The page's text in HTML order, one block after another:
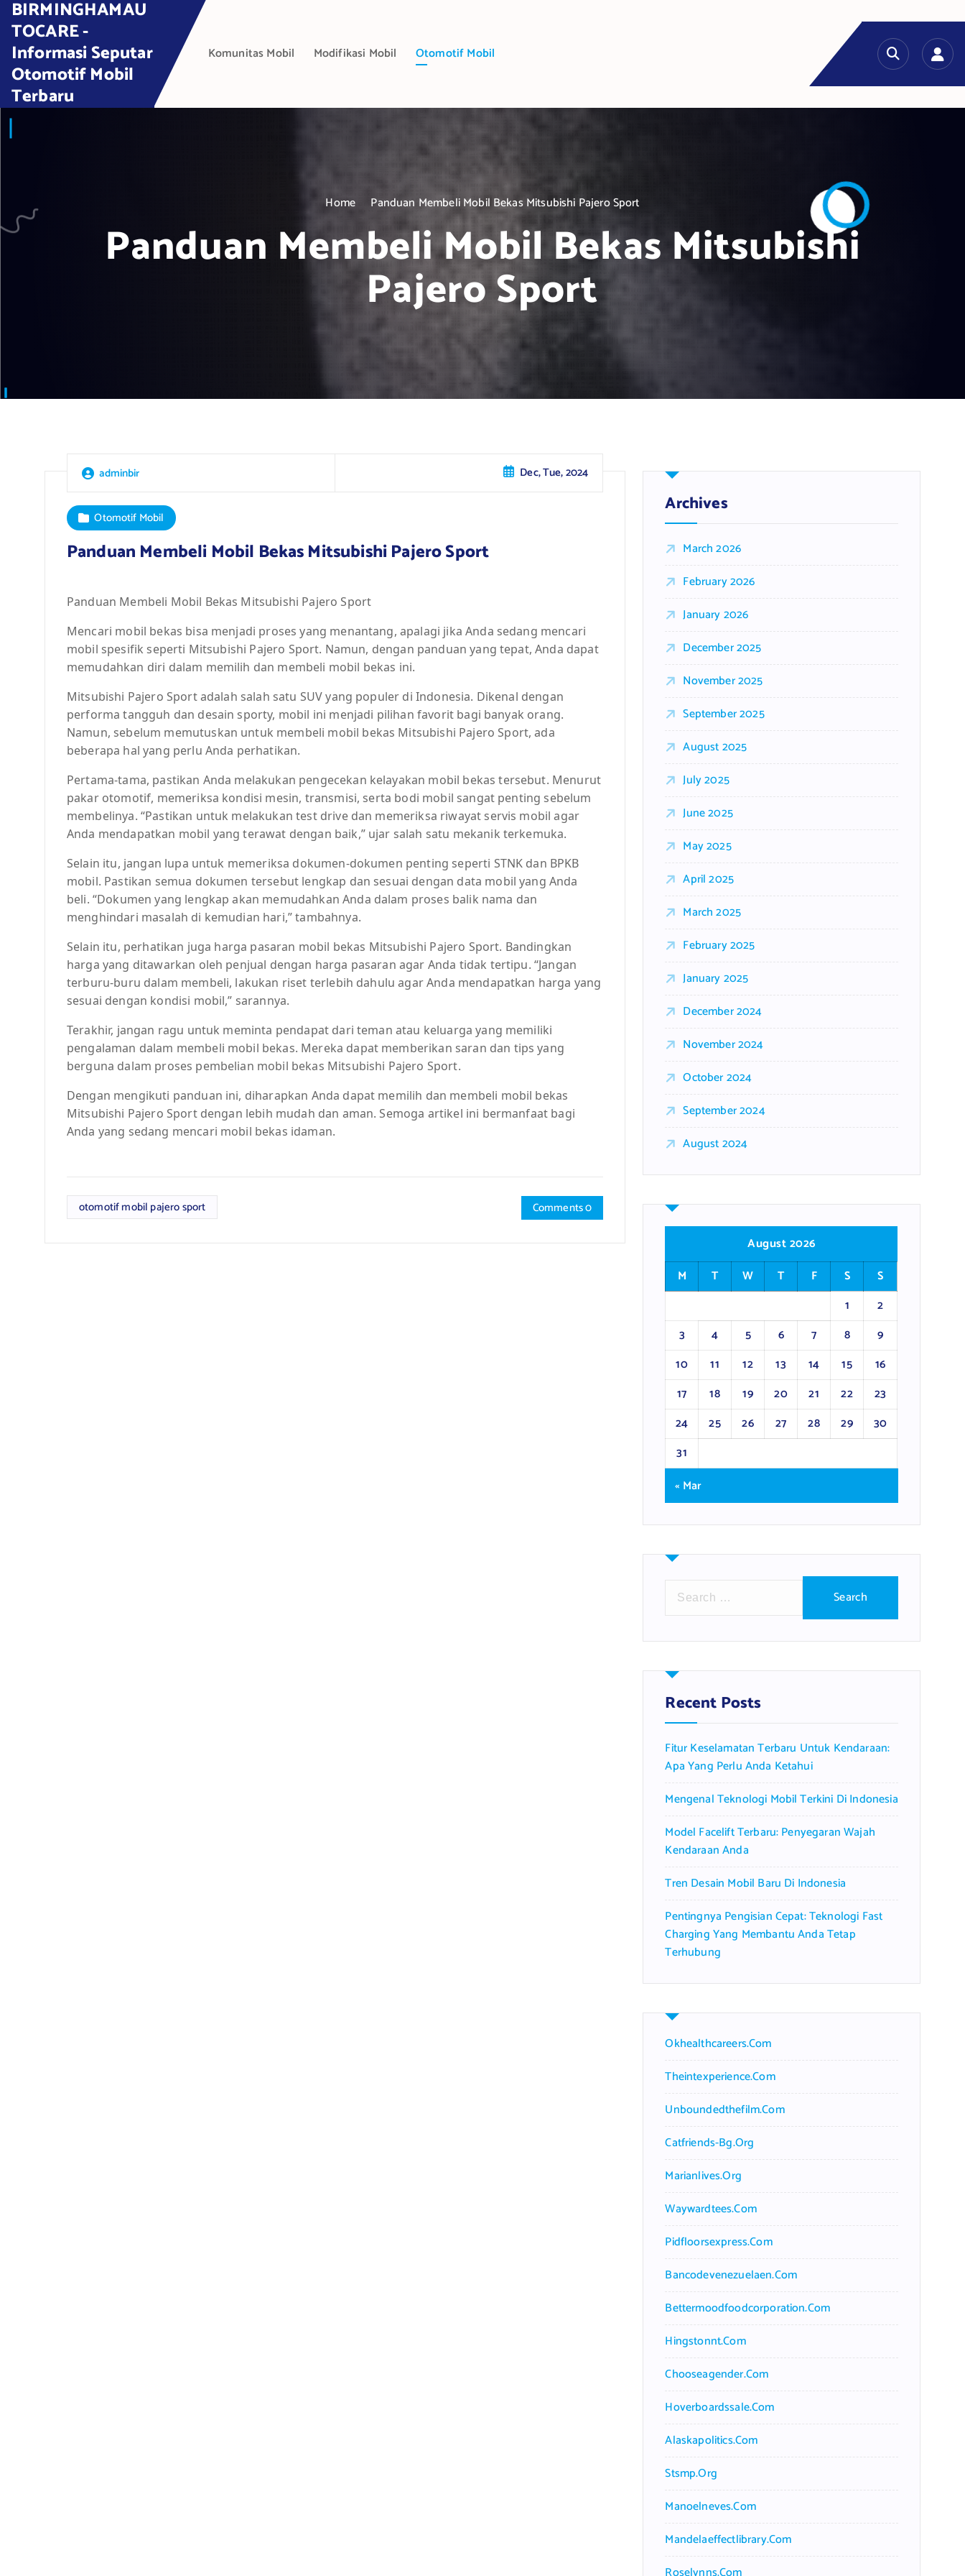
t
BIRMINGHAMAU
TOCARE -
Informasi Seputar
Otomotif Mobil
Terbaru
Komunitas Mobil Modifikasi Mobil Otomotif Mobil
Home Panduan Membeli Mobil Bekas Mitsubishi Pajero Sport
Panduan Membeli Mobil Bekas Mitsubishi
Pajero Sport
adminbir Dec, Tue, 2024
Otomotif Mobil
Panduan Membeli Mobil Bekas Mitsubishi Pajero Sport
Panduan Membeli Mobil Bekas Mitsubishi Pajero Sport
Mencari mobil bekas bisa menjadi proses yang menantang, apalagi jika Anda sedang mencari
mobil spesifik seperti Mitsubishi Pajero Sport. Namun, dengan panduan yang tepat, Anda dapat
memudahkan diri dalam memilih dan membeli mobil bekas ini.
Mitsubishi Pajero Sport adalah salah satu SUV yang populer di Indonesia. Dikenal dengan
performa tangguh dan desain sporty, mobil ini menjadi pilihan favorit bagi banyak orang.
Namun, sebelum memutuskan untuk membeli mobil bekas Mitsubishi Pajero Sport, ada
beberapa hal yang perlu Anda perhatikan.
Pertama-tama, pastikan Anda melakukan pengecekan kelayakan mobil bekas tersebut. Menurut
pakar otomotif, memeriksa kondisi mesin, transmisi, serta bodi mobil sangat penting sebelum
membelinya. “Pastikan untuk melakukan test drive dan memeriksa riwayat servis mobil agar
Anda mendapatkan mobil yang terawat dengan baik,” ujar salah satu mekanik terkemuka.
Selain itu, jangan lupa untuk memeriksa dokumen-dokumen penting seperti STNK dan BPKB
mobil. Pastikan semua dokumen tersebut lengkap dan sesuai dengan data mobil yang Anda
beli. “Dokumen yang lengkap akan memudahkan Anda dalam proses balik nama dan
menghindari masalah di kemudian hari,” tambahnya.
Selain itu, perhatikan juga harga pasaran mobil bekas Mitsubishi Pajero Sport. Bandingkan
harga yang ditawarkan oleh penjual dengan harga pasaran agar Anda tidak tertipu. “Jangan
terburu-buru dalam membeli, lakukan riset terlebih dahulu agar Anda mendapatkan harga yang
sesuai dengan kondisi mobil,” sarannya.
Terakhir, jangan ragu untuk meminta pendapat dari teman atau keluarga yang memiliki
pengalaman dalam membeli mobil bekas. Mereka dapat memberikan saran dan tips yang
berguna dalam proses pembelian mobil bekas Mitsubishi Pajero Sport.
Dengan mengikuti panduan ini, diharapkan Anda dapat memilih dan membeli mobil bekas
Mitsubishi Pajero Sport dengan lebih mudah dan aman. Semoga artikel ini bermanfaat bagi
Anda yang sedang mencari mobil bekas idaman.
otomotif mobil pajero sport Comments 0
Archives
March 2026
February 2026
January 2026
December 2025
November 2025
September 2025
August 2025
July 2025
June 2025
May 2025
April 2025
March 2025
February 2025
January 2025
December 2024
November 2024
October 2024
September 2024
August 2024
August 2026
M
T W T F S
S
1
2
3
4 5 6 7 8
9
10
11 12 13 14 15
16
17
18 19 20 21 22
23
24
25 26 27 28 29
30
31
« Mar
r
h
f
o
:
Recent Posts
Fitur Keselamatan Terbaru Untuk Kendaraan:
Apa Yang Perlu Anda Ketahui
Mengenal Teknologi Mobil Terkini Di Indonesia
Model Facelift Terbaru: Penyegaran Wajah
Kendaraan Anda
Tren Desain Mobil Baru Di Indonesia
Pentingnya Pengisian Cepat: Teknologi Fast
Charging Yang Membantu Anda Tetap
Terhubung
Okhealthcareers.com
Theintexperience.com
Unboundedthefilm.com
Catfriends-Bg.org
Marianlives.org
Waywardtees.com
Pidfloorsexpress.com
Bancodevenezuelaen.com
Bettermoodfoodcorporation.com
Hingstonnt.com
Chooseagender.com
Hoverboardssale.com
Alaskapolitics.com
Stsmp.org
Manoelneves.com
Mandelaeffectlibrary.com